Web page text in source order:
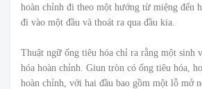
hoàn chỉnh đi theo một hướng từ miệng đến
đi vào một đầu và thoát ra qua đầu kia.
Thuật ngữ ống tiêu hóa chỉ ra rằng một sinh
hóa hoàn chỉnh. Giun tròn có ống tiêu hóa,
hoàn chỉnh, với hai đầu bao gồm một lỗ mở